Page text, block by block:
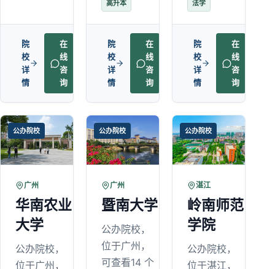
院
校
详
情
在
线
咨
询
高升本
院
校
详
情
在
线
咨
询
法学
院
校
详
情
在
线
咨
询
公办院校
广州
华南农业
大学
公办院校，
位于广州，
公办院校
广州
暨南大学
公办院校，
位于广州，
可查看14 个
公办院校
湛江
岭南师范
学院
公办院校，
位于湛江，